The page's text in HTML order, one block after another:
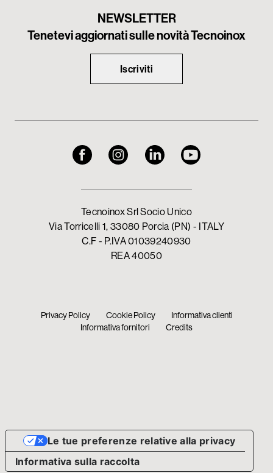
NEWSLETTER
Tenetevi aggiornati sulle novità Tecnoinox
Iscriviti
Tecnoinox Srl Socio Unico
Via Torricelli 1, 33080 Porcia (PN) - ITALY
C.F - P.IVA 01039240930
REA 40050
Privacy Policy Cookie Policy
Informativa clienti
Informativa fornitori
Credits
Informativa sulla raccolta
Le tue preferenze relative alla privacy